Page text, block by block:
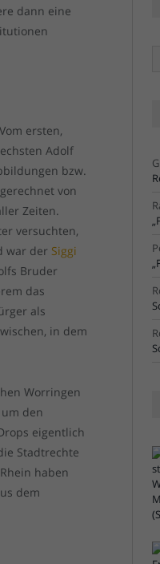
dann eine
ersten,
Adolf
bzw.
von
Zeiten.
versuchten,
war der Siggi
Bruder
das
als
in dem
Worringen
den
eigentlich
Stadtrechte
haben
dem